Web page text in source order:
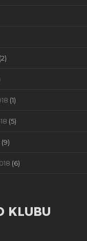
(2)
(1)
(5)
(9)
(6)
KLUBU